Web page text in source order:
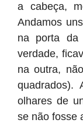
a cabeça,
Andamos
na porta da
verdade,
na outra,
quadrados).
olhares de
se não fosse